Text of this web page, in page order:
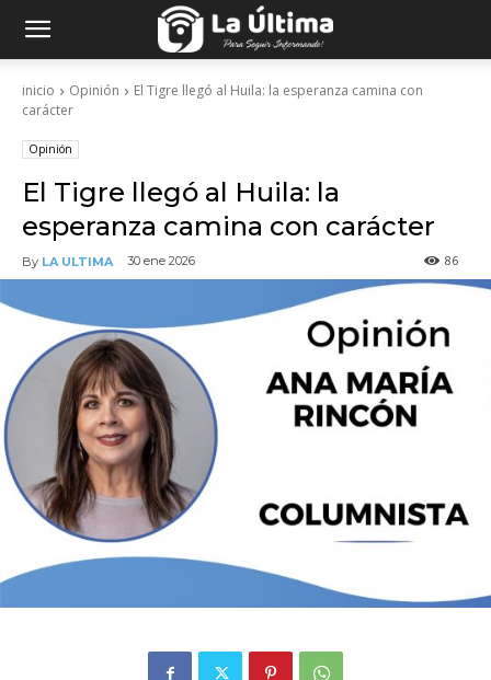
inicio Opinión
El Tigre llegó al Huila: la esperanza camina con
carácter
Opinión
El Tigre llegó al Huila: la
esperanza camina con carácter
By LA ULTIMA 30 ene 2026 86